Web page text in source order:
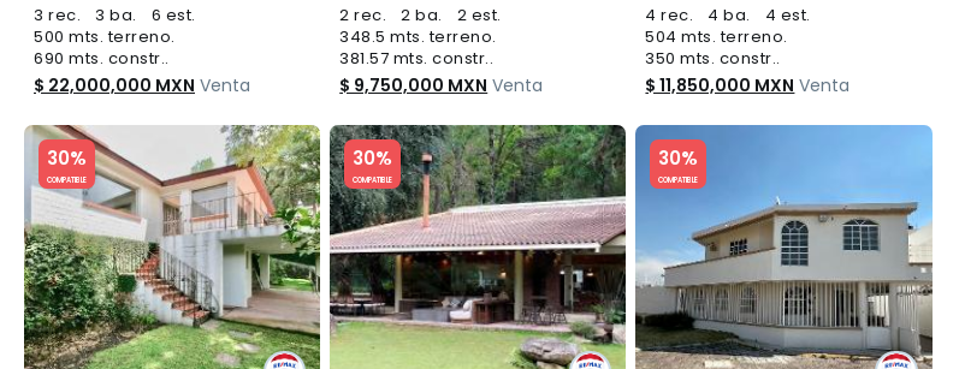
3 rec. 3 ba.
6 est.
500 mts. terreno.
690 mts. constr..
$ 22,000,000 MXN Venta
2 rec. 2 ba.
2 est.
348.5 mts. terreno.
381.57 mts. constr..
$ 9,750,000 MXN Venta
4 rec. 4 ba.
4 est.
504 mts. terreno.
350 mts. constr..
$ 11,850,000 MXN Venta
30%
COMPATIBLE
Slide 1 of 5
30%
COMPATIBLE
Slide 1 of 5
30%
COMPATIBLE
Slide 1 of 5